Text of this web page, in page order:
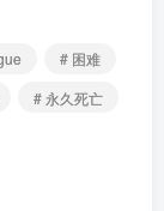
# 困难
# 永久死亡